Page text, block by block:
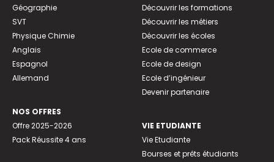
Géographie
SVT
Physique Chimie
Anglais
Espagnol
Allemand
NOS OFFRES
Offre 2025-2026
Pack Réussite 4 ans
Découvrir les formations
Découvrir les métiers
Découvrir les écoles
Ecole de commerce
Ecole de design
Ecole d’ingénieur
Devenir partenaire
VIE ETUDIANTE
Vie Etudiante
Bourses et prêts étudiants